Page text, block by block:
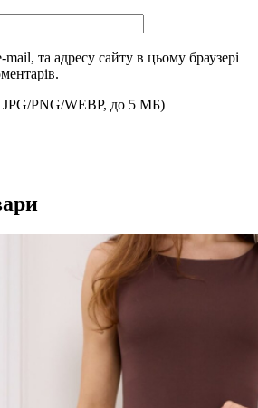
та адресу сайту в цьому браузері
PNG/WEBP, до 5 МБ)